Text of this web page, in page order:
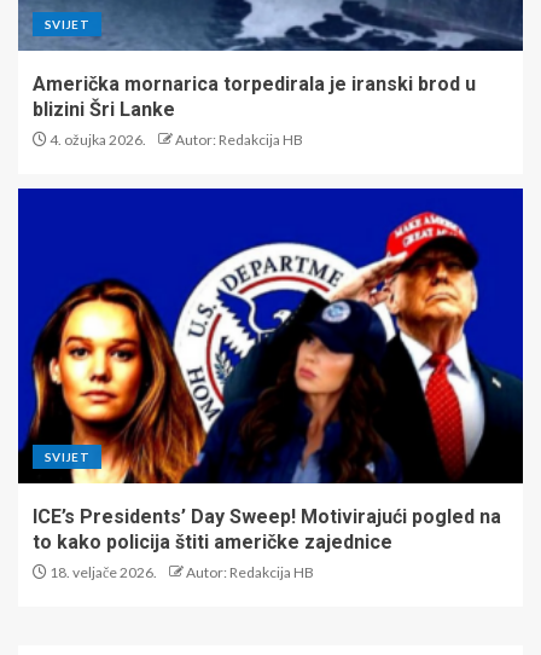
SVIJET
Američka mornarica torpedirala je iranski brod u
blizini Šri Lanke
4. ožujka 2026. Autor: Redakcija HB
SVIJET
ICE’s Presidents’ Day Sweep! Motivirajući pogled na
to kako policija štiti američke zajednice
18. veljače 2026. Autor: Redakcija HB